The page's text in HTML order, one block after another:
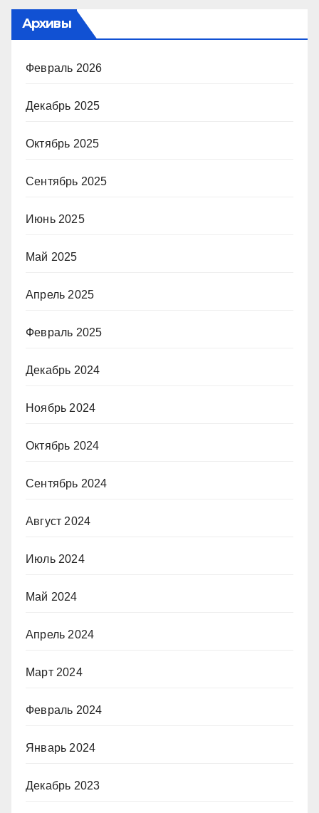
Архивы
Февраль 2026
Декабрь 2025
Октябрь 2025
Сентябрь 2025
Июнь 2025
Май 2025
Апрель 2025
Февраль 2025
Декабрь 2024
Ноябрь 2024
Октябрь 2024
Сентябрь 2024
Август 2024
Июль 2024
Май 2024
Апрель 2024
Март 2024
Февраль 2024
Январь 2024
Декабрь 2023